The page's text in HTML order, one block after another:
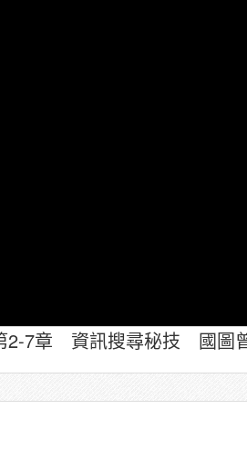
2-7章 資訊搜尋秘技 國圖